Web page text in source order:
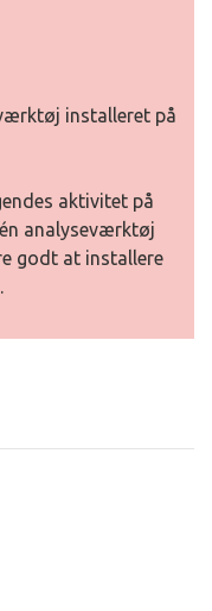
installeret på
aktivitet på
analyseværktøj
godt at installere